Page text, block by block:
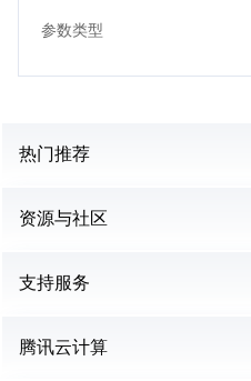
参数类型
热门推荐
资源与社区
支持服务
腾讯云计算